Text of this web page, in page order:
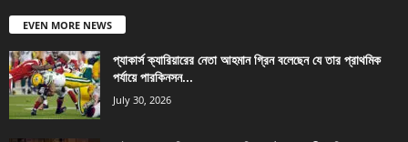
EVEN MORE NEWS
প্যাকার্স ক্যারিয়ারের নেতা আহমান গ্রিন বলেছেন যে তার প্রাথমিক
পর্যায়ে পারকিনসন...
July 30, 2026